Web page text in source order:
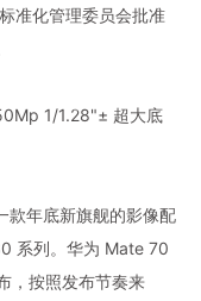
准化管理委员会批准
1/1.28"± 超大底
款年底新旗舰的影像配
系列。华为 Mate 70
，按照发布节奏来